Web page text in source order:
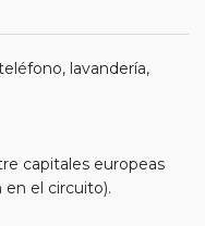
lavandería,
capitales europeas
el circuito).